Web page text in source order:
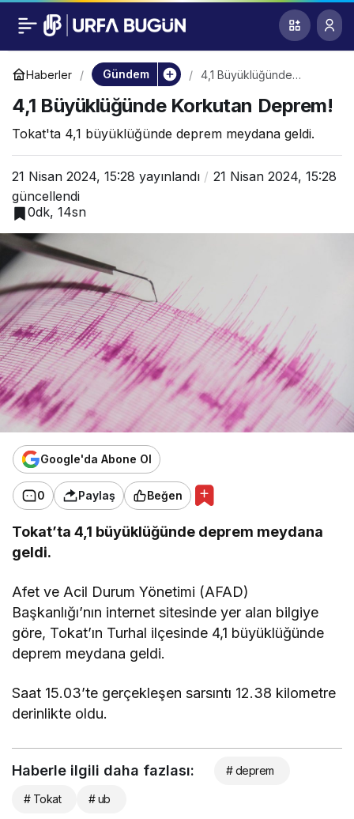
Haberler Gündem
4,1 Büyüklüğünde
4,1 Büyüklüğünde Korkutan Deprem!
Tokat'ta 4,1 büyüklüğünde deprem meydana geldi.
21 Nisan 2024, 15:28 yayınlandı
21 Nisan 2024, 15:28
güncellendi
0dk, 14sn
Google'da Abone Ol
0 Paylaş Beğen
Tokat’ta 4,1 büyüklüğünde deprem meydana
geldi.
Afet ve Acil Durum Yönetimi (AFAD)
Başkanlığı’nın internet sitesinde yer alan bilgiye
göre, Tokat’ın Turhal ilçesinde 4,1 büyüklüğünde
deprem meydana geldi.
Saat 15.03’te gerçekleşen sarsıntı 12.38 kilometre
derinlikte oldu.
4,1 Büyüklüğünde
Korkutan Deprem!
0
Haberle ilgili daha fazlası: # deprem
# Tokat # ub